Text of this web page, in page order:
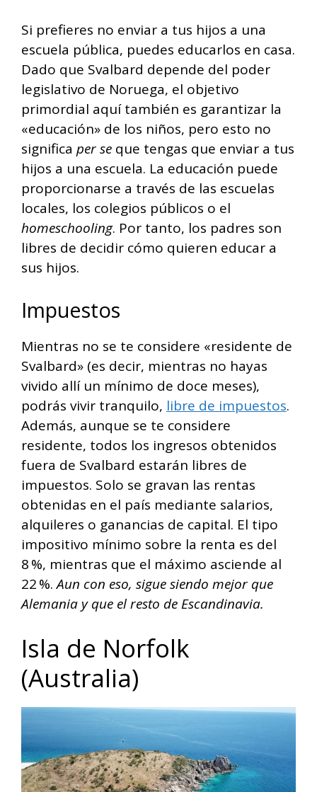
Si prefieres no enviar a tus hijos a una
escuela pública, puedes educarlos en casa.
Dado que Svalbard depende del poder
legislativo de Noruega, el objetivo
primordial aquí también es garantizar la
«educación» de los niños, pero esto no
significa per se que tengas que enviar a tus
hijos a una escuela. La educación puede
proporcionarse a través de las escuelas
locales, los colegios públicos o el
homeschooling. Por tanto, los padres son
libres de decidir cómo quieren educar a
sus hijos.
Impuestos
Mientras no se te considere «residente de
Svalbard» (es decir, mientras no hayas
vivido allí un mínimo de doce meses),
podrás vivir tranquilo, libre de impuestos.
Además, aunque se te considere
residente, todos los ingresos obtenidos
fuera de Svalbard estarán libres de
impuestos. Solo se gravan las rentas
obtenidas en el país mediante salarios,
alquileres o ganancias de capital. El tipo
impositivo mínimo sobre la renta es del
8 %, mientras que el máximo asciende al
22 %.Aun con eso, sigue siendo mejor que
Alemania y que el resto de Escandinavia.
Isla de Norfolk
(Australia)